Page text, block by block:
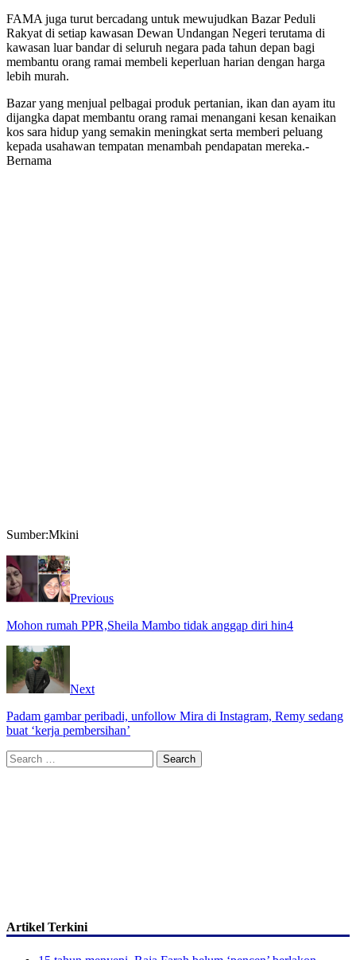
FAMA juga turut bercadang untuk mewujudkan Bazar Peduli
Rakyat di setiap kawasan Dewan Undangan Negeri terutama di
kawasan luar bandar di seluruh negara pada tahun depan bagi
membantu orang ramai membeli keperluan harian dengan harga
lebih murah.
Bazar yang menjual pelbagai produk pertanian, ikan dan ayam itu
dijangka dapat membantu orang ramai menangani kesan kenaikan
kos sara hidup yang semakin meningkat serta memberi peluang
kepada usahawan tempatan menambah pendapatan mereka.-
Bernama
Sumber:Mkini
Previous
Mohon rumah PPR,Sheila Mambo tidak anggap diri hin4
Next
Padam gambar peribadi, unfollow Mira di Instagram, Remy sedang
buat ‘kerja pembersihan’
Search
for:
Artikel Terkini